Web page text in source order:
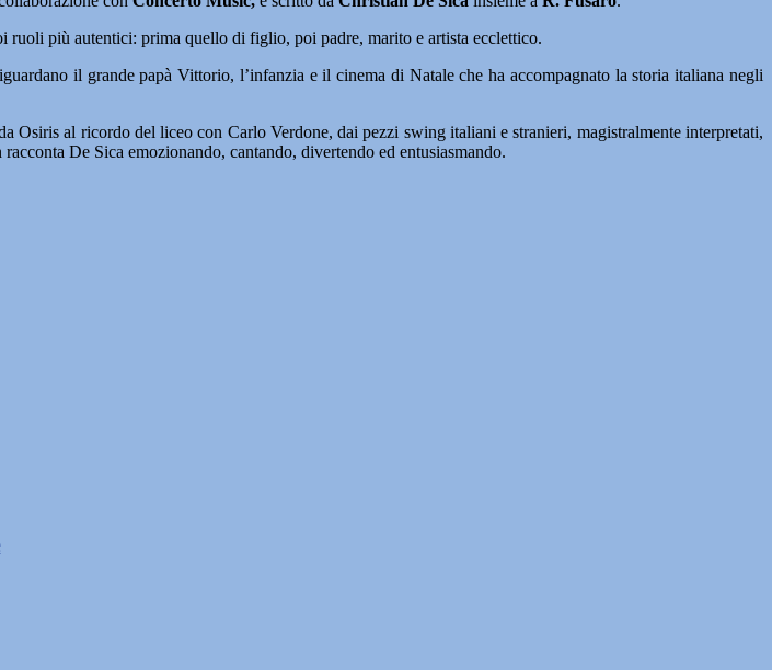
ruoli più autentici: prima quello di figlio, poi padre, marito e artista ecclettico.
il grande papà Vittorio, l’infanzia e il cinema di Natale che ha accompagnato la storia italiana negli
Osiris al ricordo del liceo con Carlo Verdone, dai pezzi swing italiani e stranieri, magistralmente interpretati,
racconta De Sica emozionando, cantando, divertendo ed entusiasmando.